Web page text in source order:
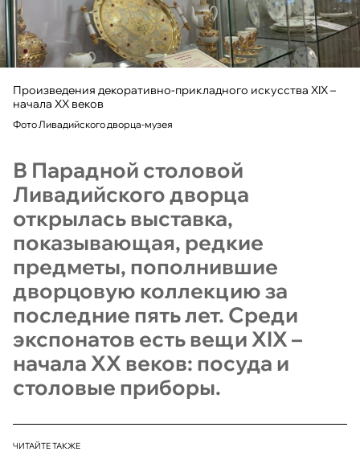
Произведения декоративно-прикладного искусства ХIХ –
начала ХХ веков
Фото Ливадийского дворца-музея
В Парадной столовой
Ливадийского дворца
открылась выставка,
показывающая, редкие
предметы, пополнившие
дворцовую коллекцию за
последние пять лет. Среди
экспонатов есть вещи ХIХ –
начала ХХ веков: посуда и
столовые приборы.
ЧИТАЙТЕ ТАКЖЕ